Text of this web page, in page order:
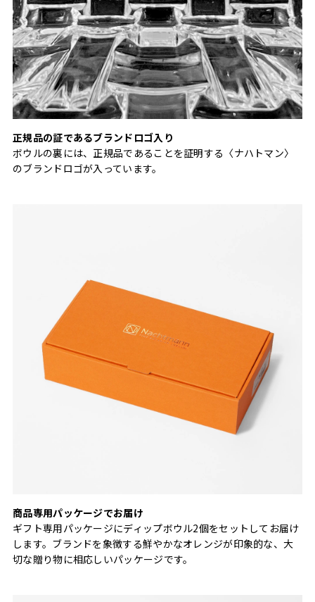
正規品の証であるブランドロゴ入り
ボウルの裏には、正規品であることを証明する〈ナハトマン〉
のブランドロゴが入っています。
商品専用パッケージでお届け
ギフト専用パッケージにディップボウル2個をセットしてお届け
します。ブランドを象徴する鮮やかなオレンジが印象的な、大
切な贈り物に相応しいパッケージです。